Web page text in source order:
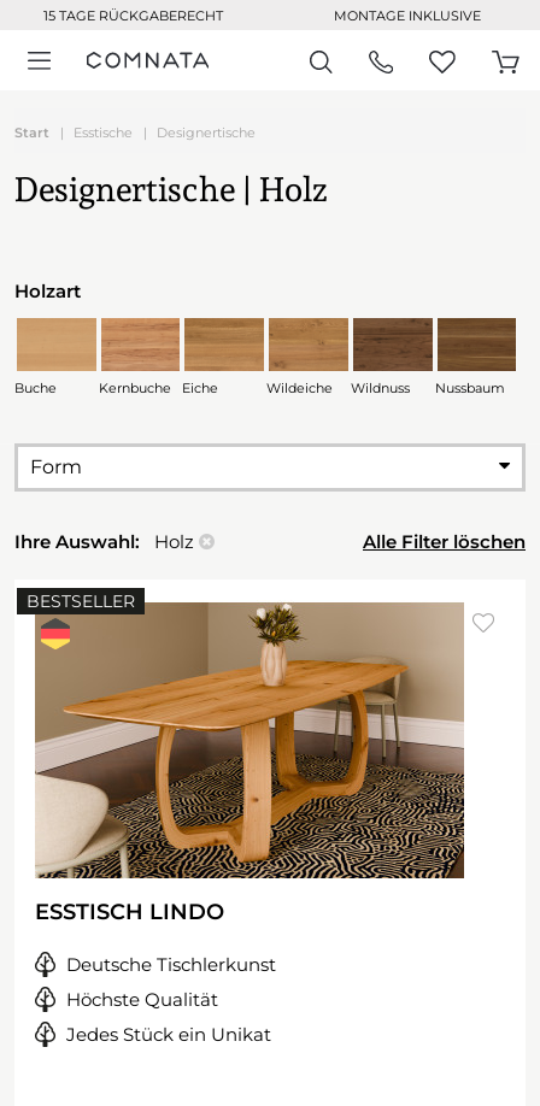
15 TAGE RÜCKGABERECHT MONTAGE INKLUSIVE
Start Esstische Designertische
Designertische | Holz
Holzart
Buche Kernbuche Eiche Wildeiche Wildnuss Nussbaum
Form
Ihre Auswahl: Holz Alle Filter löschen
BESTSELLER
ESSTISCH LINDO
Deutsche Tischlerkunst
Höchste Qualität
Jedes Stück ein Unikat